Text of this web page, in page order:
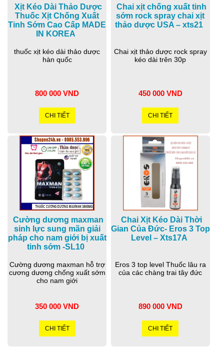
Xịt Kéo Dài Thảo Dược
Thuốc Xịt Chống Xuất
Tinh Sớm Cao Cấp MADE
IN KOREA
thuốc xịt kéo dài thảo dược
hàn quốc
800 000 VND
CHI TIẾT
Chai xịt chống xuất tinh
sớm rock spray chai xịt
thảo dược USA – xts21
Chai xịt thảo dược rock spray
kéo dài trên 30p
450 000 VND
CHI TIẾT
Cường dương maxman
sinh lực sung mãn giải
pháp cho nam giới bị xuất
tinh sớm -SL10
Cường dương maxman hỗ trợ
cương dương chống xuất sớm
cho nam giới
350 000 VND
CHI TIẾT
Chai Xịt Kéo Dài Thời
Gian Của Đức- Eros 3 Top
Level – Xts17A
Eros 3 top level Thuốc lâu ra
của các chàng trai tây đức
890 000 VND
CHI TIẾT